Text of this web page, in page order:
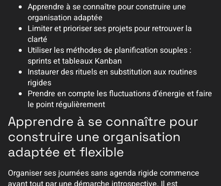
Apprendre à se connaître pour construire une
organisation adaptée
Limiter et prioriser ses projets pour retrouver la
clarté
Utiliser les méthodes de planification souples :
sprints et tableaux Kanban
Instaurer des rituels en substitution aux routines
rigides
Prendre en compte les fluctuations d’énergie et faire
le point régulièrement
Apprendre à se connaître pour
construire une organisation
adaptée et flexible
Organiser ses journées sans agenda rigide commence